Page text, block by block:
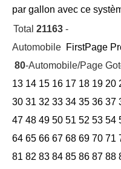
par gallon avec ce
Total 21163 -
Automobile FirstPage
80-Automobile/Page
13 14 15 16 17 18 19 20
30 31 32 33 34 35 36 37
47 48 49 50 51 52 53 54
64 65 66 67 68 69 70 71
81 82 83 84 85 86 87 88